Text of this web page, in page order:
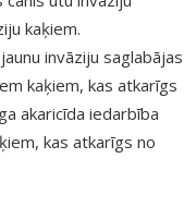
kaķiem.
invāziju saglabājas
kaķiem, kas atkarīgs
akaricīda iedarbība
kas atkarīgs no